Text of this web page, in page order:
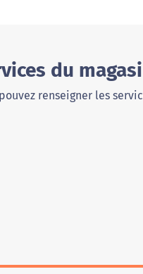
du
renseigner les